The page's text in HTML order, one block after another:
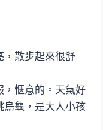
，散步起來很舒
，愜意的。天氣好
烏龜，是大人小孩